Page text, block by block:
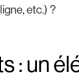
etc.) ?
: un